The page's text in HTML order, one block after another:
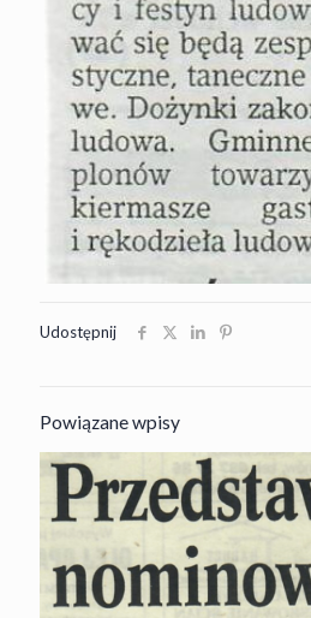
Udostępnij
Powiązane wpisy